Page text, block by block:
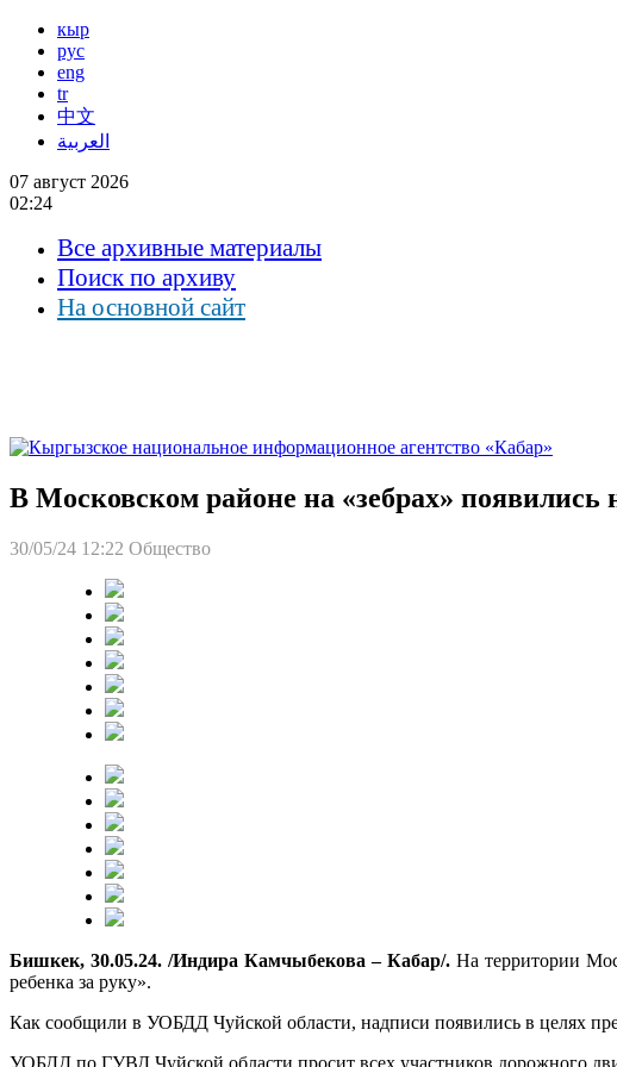
кыр
рус
eng
tr
中文
العربية
07 август 2026
02:24
Все архивные материалы
Поиск по архиву
На основной сайт
В Московском районе на «зебрах»
30/05/24 12:22 Общество
Бишкек, 30.05.24. /Индира Камчыбекова – Кабар/. На территории
ребенка за руку».
Как сообщили в УОБДД Чуйской области, надписи появились в целях
УОБДД по ГУВД Чуйской области просит всех участников дорожного